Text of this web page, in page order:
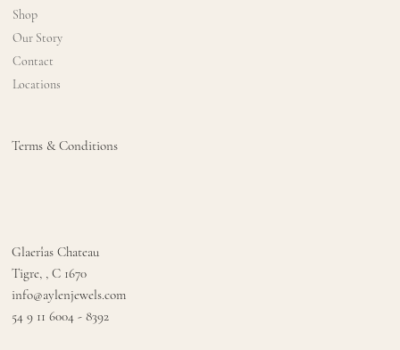
Shop
Our Story
Contact
Locations
Terms & Conditions
Glaerîas Chateau
Tigre, , C 1670
info@aylenjewels.com
54 9 11 6004 - 8392